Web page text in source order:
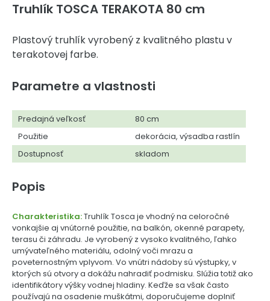
Truhlík TOSCA TERAKOTA 80 cm
Plastový truhlík vyrobený z kvalitného plastu v
terakotovej farbe.
Parametre a vlastnosti
Predajná veľkosť
80 cm
Použitie
dekorácia, výsadba rastlín
Dostupnosť
skladom
Popis
Charakteristika:Truhlík Tosca je vhodný na celoročné
vonkajšie aj vnútorné použitie, na balkón, okenné parapety,
terasu či záhradu. Je vyrobený z vysoko kvalitného, ľahko
umývateľného materiálu, odolný voči mrazu a
poveternostným vplyvom. Vo vnútri nádoby sú výstupky, v
ktorých sú otvory a dokážu nahradiť podmisku. Slúžia totiž ako
identifikátory výšky vodnej hladiny. Keďže sa však často
používajú na osadenie muškátmi, doporučujeme doplniť